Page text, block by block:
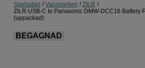
Startsidan Varumärken
ZILR
ZILR USB-C to Panasonic DMW-DCC16 Battery
(uppackad)
BEGAGNAD